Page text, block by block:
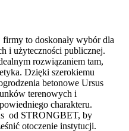
firmy to doskonały wybór dla
i użyteczności publicznej.
rozwiązaniem tam,
Dzięki szerokiemu
betonowe Ursus
terenowych i
charakteru.
od STRONGBET, by
otoczenie instytucji.